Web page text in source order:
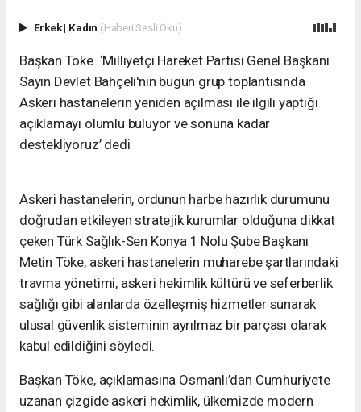
Erkek| Kadın (Haberi Sesli Oku)
Başkan Töke ‘Milliyetçi Hareket Partisi Genel Başkanı
Sayın Devlet Bahçeli'nin bugün grup toplantısında
Askeri hastanelerin yeniden açılması ile ilgili yaptığı
açıklamayı olumlu buluyor ve sonuna kadar
destekliyoruz’ dedi
Askeri hastanelerin, ordunun harbe hazırlık durumunu
doğrudan etkileyen stratejik kurumlar olduğuna dikkat
çeken Türk Sağlık-Sen Konya 1 Nolu Şube Başkanı
Metin Töke, askeri hastanelerin muharebe şartlarındaki
travma yönetimi, askeri hekimlik kültürü ve seferberlik
sağlığı gibi alanlarda özelleşmiş hizmetler sunarak
ulusal güvenlik sisteminin ayrılmaz bir parçası olarak
kabul edildiğini söyledi.
Başkan Töke, açıklamasına Osmanlı’dan Cumhuriyete
uzanan çizgide askeri hekimlik, ülkemizde modern